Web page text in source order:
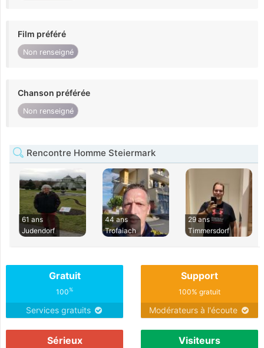
Film préféré
Non renseigné
Chanson préférée
Non renseigné
Rencontre Homme Steiermark
61 ans
Judendorf
44 ans
Trofaiach
29 ans
Timmersdorf
Gratuit
100%
Services gratuits
Support
100% gratuit
Modérateurs à l'écoute
Sérieux Visiteurs